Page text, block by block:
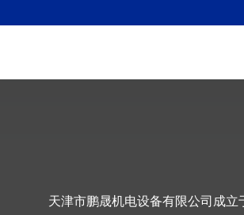
天津市鹏晟机电设备有限公司成